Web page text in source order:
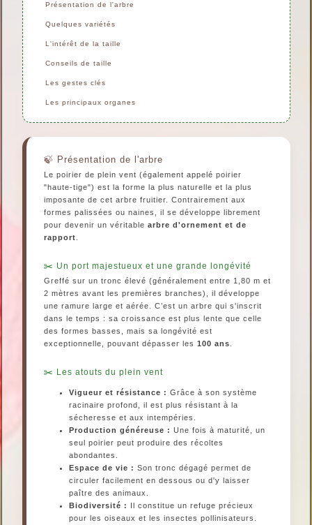
Présentation de l'arbre
Quelques variétés
L'intérêt de la taille
Conseils de taille
Les gestes clés
Les principaux organes
Présentation de l'arbre
Le poirier de plein vent (également appelé poirier
"haute-tige") est la forme la plus naturelle et la plus
imposante de cet arbre fruitier. Contrairement aux
formes palissées ou naines, il se développe librement
pour devenir un véritable arbre d'ornement et de
rapport
Un port majestueux et une grande longévité
Greffé sur un tronc élevé (généralement entre 1,80 m et
2 mètres avant les premières branches), il développe
une ramure large et aérée. C’est un arbre qui s'inscrit
dans le temps : sa croissance est plus lente que celle
des formes basses, mais sa longévité est
exceptionnelle, pouvant dépasser les 100 ans
Les atouts du plein vent
Vigueur et résistance : Grâce à son système
racinaire profond, il est plus résistant à la
sécheresse et aux intempéries.
Production généreuse : Une fois à maturité, un
seul poirier peut produire des récoltes
abondantes.
Espace de vie : Son tronc dégagé permet de
circuler facilement en dessous ou d'y laisser
paître des animaux.
Biodiversité :
Il constitue un refuge précieux
pour les oiseaux et les insectes pollinisateurs.